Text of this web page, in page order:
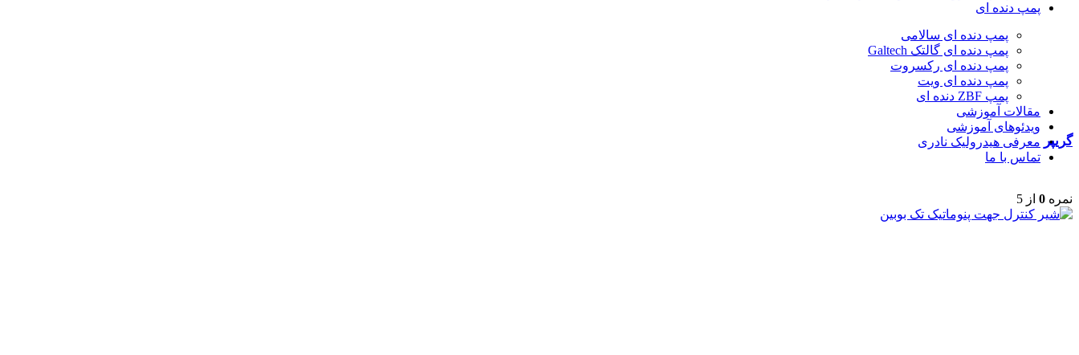
پمپ دنده ای
پمپ دنده ای سالامی
پمپ دنده ای گالتک Galtech
پمپ دنده ای رکسروت
پمپ دنده ای ویت
پمپ ZBF دنده ای
مقالات آموزشی
ویدئوهای آموزشی
معرفی هیدرولیک نادری
تماس با ما
گریپر
نمره 0 از 5